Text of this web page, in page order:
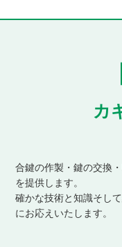
カ
合鍵の作製・鍵の交換
を提供します。
確かな技術と知識そし
にお応えいたします。